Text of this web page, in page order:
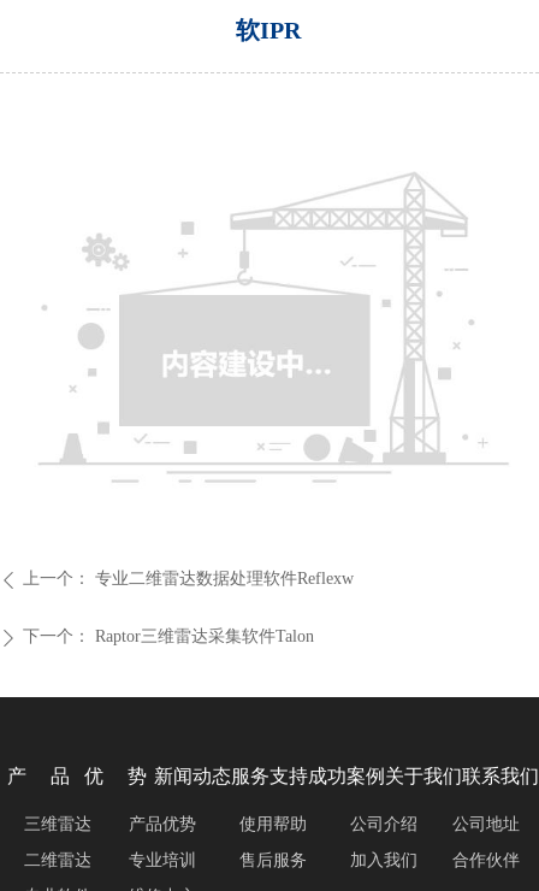
软IPR
ꄴ 上一个： 专业二维雷达数据处理软件Reflexw
ꄲ 下一个： Raptor三维雷达采集软件Talon
产 品 优 势 新闻动态服务支持成功案例 关于我们联系我们
产品优势
专业培训
使用帮助
售后服务
公司介绍
加入我们
公司地址
合作伙伴
三维雷达
二维雷达